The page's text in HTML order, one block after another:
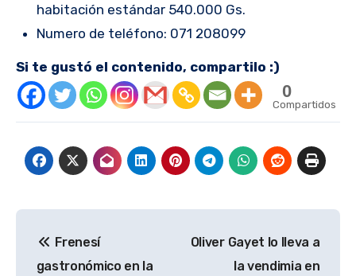
habitación estándar 540.000 Gs.
Numero de teléfono: 071 208099
Si te gustó el contenido, compartilo :)
0
Compartidos
de
Frenesí
gastronómico en la
Oliver Gayet lo lleva a
la vendimia en